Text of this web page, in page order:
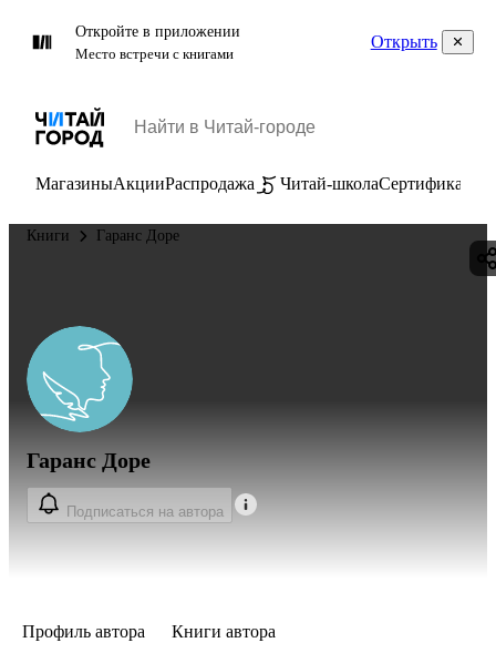
Откройте в приложении
Место встречи с книгами
Открыть
МагазиныАкцииРаспродажа Читай-школаСертификаты
Книги Гаранс Доре
Гаранс Доре
Подписаться на автора
Профиль автора Книги автора